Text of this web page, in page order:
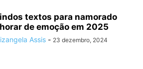
textos para namorado
de emoção em 2025
Assis - 23 dezembro, 2024